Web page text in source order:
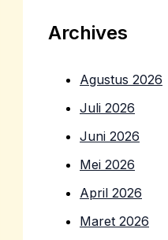
Archives
Agustus 2026
Juli 2026
Juni 2026
Mei 2026
April 2026
Maret 2026